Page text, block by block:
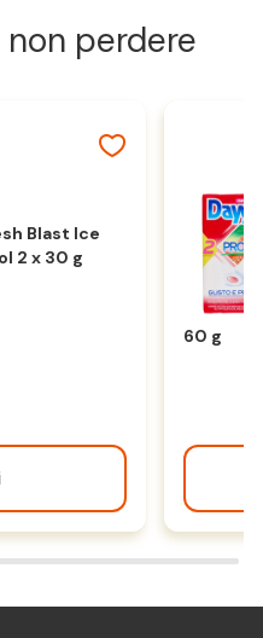
perdere
Blast Ice
2 x 30 g
60 g